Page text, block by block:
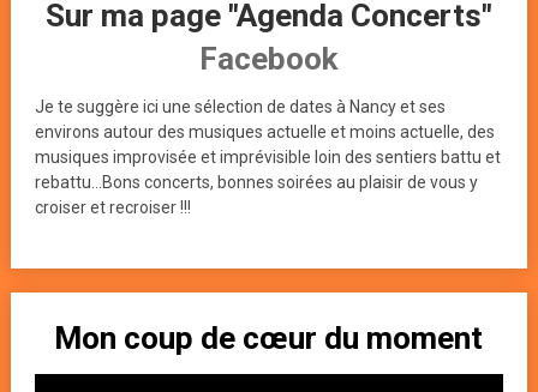
Sur ma page "Agenda Concerts"
Facebook
Je te suggère ici une sélection de dates à Nancy et ses
environs autour des musiques actuelle et moins actuelle, des
musiques improvisée et imprévisible loin des sentiers battu et
rebattu...Bons concerts, bonnes soirées au plaisir de vous y
croiser et recroiser !!!
Mon coup de cœur du moment